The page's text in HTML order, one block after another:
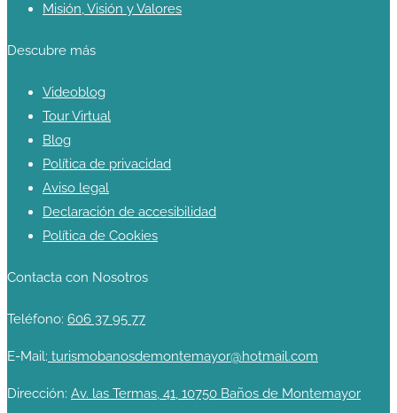
Misión, Visión y Valores
Descubre más
Videoblog
Tour Virtual
Blog
Política de privacidad
Aviso legal
Declaración de accesibilidad
Política de Cookies
Contacta con Nosotros
Teléfono: 606 37 95 77
E-Mail: turismobanosdemontemayor@hotmail.com
Dirección: Av. las Termas, 41, 10750 Baños de Montemayor